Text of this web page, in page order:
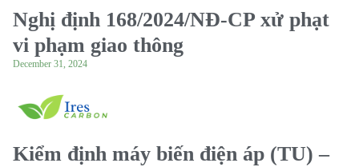
Nghị định 168/2024/NĐ-CP xử phạt
vi phạm giao thông
December 31, 2024
Kiểm định máy biến điện áp (TU) –